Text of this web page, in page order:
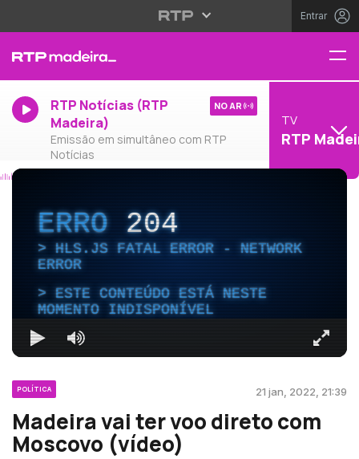
Entrar
RTP Notícias (RTP
Madeira)
Emissão em simultâneo com RTP
Notícias
NO AR
TV
RTP
ERRO204
HLS.JS FATAL ERROR - NETWORK
ERROR
ESTE CONTEÚDO ESTÁ NESTE
MOMENTO INDISPONÍVEL
POLÍTICA 21 jan, 2022, 21:39
Madeira vai ter voo direto com
Moscovo (vídeo)